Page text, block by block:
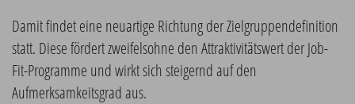
Damit findet eine neuartige Richtung der Zielgruppendefinition
statt. Diese fördert zweifelsohne den Attraktivitätswert der Job-
Fit-Programme und wirkt sich steigernd auf den
Aufmerksamkeitsgrad aus.